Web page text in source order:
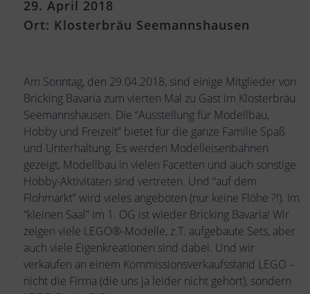
29. April 2018
Ort: Klosterbräu Seemannshausen
Am Sonntag, den 29.04.2018, sind einige Mitglieder von
Bricking Bavaria zum vierten Mal zu Gast im Klosterbräu
Seemannshausen. Die “Ausstellung für Modellbau,
Hobby und Freizeit” bietet für die ganze Familie Spaß
und Unterhaltung. Es werden Modelleisenbahnen
gezeigt, Modellbau in vielen Facetten und auch sonstige
Hobby-Aktivitäten sind vertreten. Und “auf dem
Flohmarkt” wird vieles angeboten (nur keine Flöhe ?!). Im
“kleinen Saal” im 1. OG ist wieder Bricking Bavaria! Wir
zeigen viele LEGO®-Modelle, z.T. aufgebaute Sets, aber
auch viele Eigenkreationen sind dabei. Und wir
verkaufen an einem Kommissionsverkaufsstand LEGO –
nicht die Firma (die uns ja leider nicht gehört), sondern